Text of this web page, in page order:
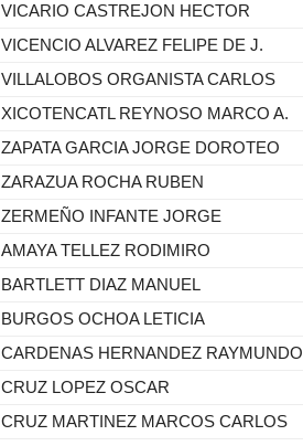
VICARIO CASTREJON HECTOR
VICENCIO ALVAREZ FELIPE DE J.
VILLALOBOS ORGANISTA CARLOS
XICOTENCATL REYNOSO MARCO A.
ZAPATA GARCIA JORGE DOROTEO
ZARAZUA ROCHA RUBEN
ZERMEÑO INFANTE JORGE
AMAYA TELLEZ RODIMIRO
BARTLETT DIAZ MANUEL
BURGOS OCHOA LETICIA
CARDENAS HERNANDEZ RAYMUNDO
CRUZ LOPEZ OSCAR
CRUZ MARTINEZ MARCOS CARLOS